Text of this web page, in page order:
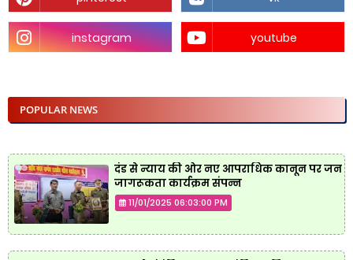
instagram youtube
POPULAR NEWS
दंड से न्याय की ओर नए आपराधिक कानून पर जन
जागरूकता कार्यक्रम संपन्न
11/01/2025 06:03:00 PM